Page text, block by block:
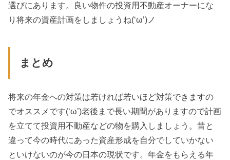
選びにあります。良い物件の投資用不動産オーナーにな
り将来の資産計画をしましょうね(‘ω’)ノ
まとめ
将来の年金への対策は若ければ若いほど対策できますの
でオススメです(‘ω’)老後まで長い期間がありますので計画
を立てて投資用不動産などの物を購入しましょう。昔と
違って今の時代にあった資産形成を自分でしていかない
といけないのが今の日本の現状です。年金をもらえる年